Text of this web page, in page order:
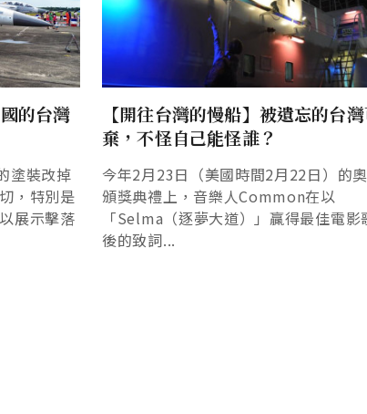
的台灣
塗裝改掉
，特別是
展示擊落
【開往台灣的慢船】被遺忘的台
棄，不怪自己能怪誰？
今年2月23日（美國時間2月22日）的
頒獎典禮上，音樂人Common在以
「Selma（逐夢大道）」贏得最佳電影
後的致詞...